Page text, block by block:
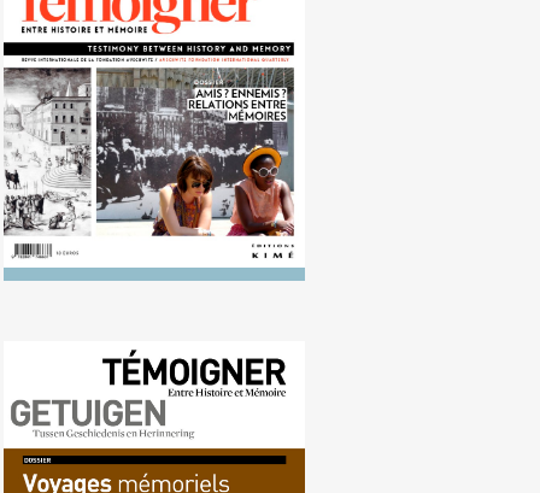
Nr. 117 (03/2013) Hoe
herinneringen zich tot elkaar
verhouden
Nr. 116 (09/2013)
Herdenkingsreizen